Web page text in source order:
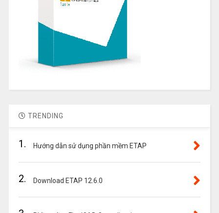
TRENDING
1. Hướng dẫn sử dụng phần mềm ETAP
2. Download ETAP 12.6.0